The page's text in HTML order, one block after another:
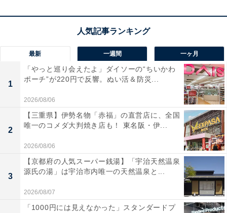
10基のスピーカーと進化した「MultiBeam 3.0」テクノ
した5.1chサウンドバーです。Dolby Atmos
に対応し、映画館さながらの立体音響を自宅で体感でき
ワイヤレスサブウーファーによる迫力の
重低音 も魅力で、リビングが極上のシアタールームへと
生まれ変わりますね。
Wi-Fi 6内蔵で音楽ストリーミングも高音質かつスムー
ズ。映画や音楽、ゲームの臨場感を圧倒的に高めてくれ
ます。
JBLのサウンドバー「BAR 500 MK2」の口コミは？
JBLのサウンドバー「BAR 500 MK2」には以下のような
口コミが寄せられています。
最新 一週間 一ヶ月
1
「やっと巡り会えたよ」ダイソーの“ちいかわ
ポーチ”が220円で反響。ぬい活＆防災...
2026/08/06
2
【三重県】伊勢名物「赤福」の直営店に、全国
唯一のコメダ大判焼き店も！ 東名阪・伊...
2026/08/06
3
【京都府の人気スーパー銭湯】「宇治天然温泉
源氏の湯」は宇治市内唯一の天然温泉と...
2026/08/07
「1000円には見えなかった」スタンダードプ